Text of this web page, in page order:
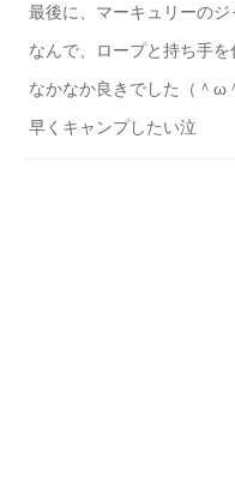
最後に、マーキュリーの
なんで、ロープと持ち手を
なかなか良きでした（＾ω
早くキャンプしたい泣